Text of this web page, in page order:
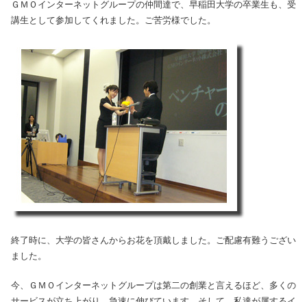
ＧＭＯインターネットグループの仲間達で、早稲田大学の卒業生も、受
講生として参加してくれました。ご苦労様でした。
終了時に、大学の皆さんからお花を頂戴しました。ご配慮有難うござい
ました。
今、ＧＭＯインターネットグループは第二の創業と言えるほど、多くの